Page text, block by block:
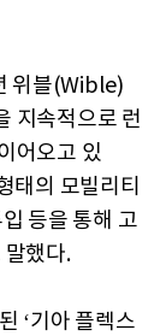
위블(Wible)
지속적으로 런
어오고 있
태의 모빌리티
등을 통해 고
말했다.
‘기아 플렉스